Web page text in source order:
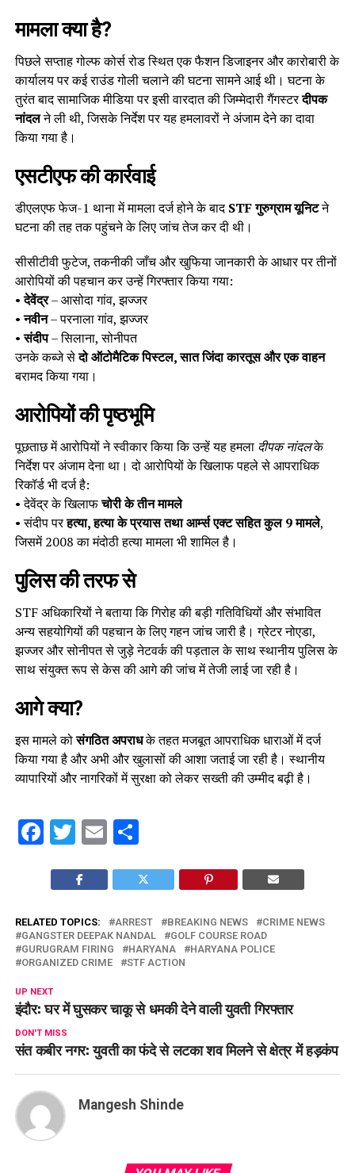
मामला क्या है?
पिछले सप्ताह गोल्फ कोर्स रोड स्थित एक फैशन डिजाइनर और कारोबारी के
कार्यालय पर कई राउंड गोली चलाने की घटना सामने आई थी। घटना के
तुरंत बाद सामाजिक मीडिया पर इसी वारदात की जिम्मेदारी गैंगस्टरदीपक
नांदलने ली थी, जिसके निर्देश पर यह हमलावरों ने अंजाम देने का दावा
किया गया है।
एसटीएफ की कार्रवाई
डीएलएफ फेज-1 थाना में मामला दर्ज होने के बादSTF गुरुग्राम यूनिटने
घटना की तह तक पहुंचने के लिए जांच तेज कर दी थी।
सीसीटीवी फुटेज, तकनीकी जाँच और खुफिया जानकारी के आधार पर तीनों
आरोपियों की पहचान कर उन्हें गिरफ्तार किया गया:
•देवेंद्र– आसोदा गांव, झज्जर
•नवीन– परनाला गांव, झज्जर
•संदीप– सिलाना, सोनीपत
उनके कब्जे सेदो ऑटोमैटिक पिस्टल, सात जिंदा कारतूस और एक वाहन
बरामद किया गया।
आरोपियों की पृष्ठभूमि
पूछताछ में आरोपियों ने स्वीकार किया कि उन्हें यह हमला दीपक नांदलके
निर्देश पर अंजाम देना था। दो आरोपियों के खिलाफ पहले से आपराधिक
रिकॉर्ड भी दर्ज है:
• देवेंद्र के खिलाफचोरी के तीन मामले
• संदीप परहत्या, हत्या के प्रयास तथा आर्म्स एक्ट सहित कुल 9 मामले,
जिसमें 2008 का मंदोठी हत्या मामला भी शामिल है।
पुलिस की तरफ से
STF अधिकारियों ने बताया कि गिरोह की बड़ी गतिविधियों और संभावित
अन्य सहयोगियों की पहचान के लिए गहन जांच जारी है। ग्रेटर नोएडा,
झज्जर और सोनीपत से जुड़े नेटवर्क की पड़ताल के साथ स्थानीय पुलिस के
साथ संयुक्त रूप से केस की आगे की जांच में तेजी लाई जा रही है।
आगे क्या?
इस मामले कोसंगठित अपराधके तहत मजबूत आपराधिक धाराओं में दर्ज
किया गया है और अभी और खुलासों की आशा जताई जा रही है। स्थानीय
व्यापारियों और नागरिकों में सुरक्षा को लेकर सख्ती की उम्मीद बढ़ी है।
Facebook
Twitter
EmailShare
RELATED TOPICS: ARREST BREAKING NEWS
CRIME NEWS
GANGSTER DEEPAK NANDAL
GOLF COURSE ROAD
GURUGRAM FIRING
HARYANA
HARYANA POLICE
ORGANIZED CRIME
STF ACTION
UP NEXT
इंदौर: घर में घुसकर चाकू से धमकी देने वाली युवती गिरफ्तार
DON'T MISS
संत कबीर नगर: युवती का फंदे से लटका शव मिलने से क्षेत्र में हड़कंप
Mangesh Shinde